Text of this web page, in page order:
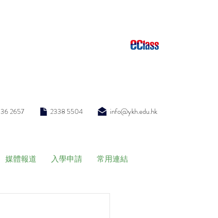
2657 2338 5504 info@ykh.edu.hk
媒體報道 入學申請 常用連結